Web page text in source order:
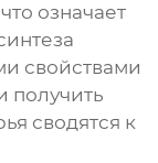
означает
свойствами
получить
сводятся к